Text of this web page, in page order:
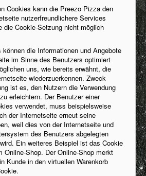
Cookies kann die Preezo Pizza den
nutzerfreundlichere Services
die Cookie-Setzung nicht möglich
die Informationen und Angebote
im Sinne des Benutzers optimiert
uns, wie bereits erwähnt, die
wiederzuerkennen. Zweck
ist es, den Nutzern die Verwendung
erleichtern. Der Benutzer einer
verwendet, muss beispielsweise
der Internetseite erneut seine
weil dies von der Internetseite und
des Benutzers abgelegten
Ein weiteres Beispiel ist das Cookie
Online-Shop. Der Online-Shop merkt
Kunde in den virtuellen Warenkorb